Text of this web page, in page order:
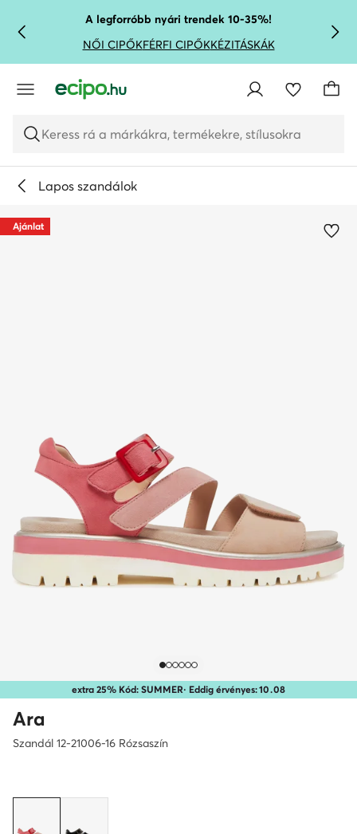
UGRÁS A FŐ TARTALOMRA
UGRÁS A KERESÉSHEZA legforróbb nyári trendek 10-35%!
NŐI CIPŐKFÉRFI CIPŐKKÉZITÁSKÁK
Keress rá a márkákra, termékekre, stílusokra
Lapos szandálok
extra 25% Kód: SUMMER· Eddig érvényes:10.08
Ajánlat
Ara
Szandál 12-21006-16 Rózsaszín